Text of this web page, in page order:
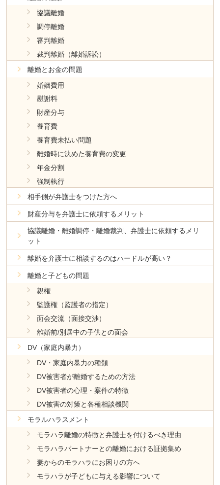
協議離婚
調停離婚
審判離婚
裁判離婚（離婚訴訟）
離婚とお金の問題
婚姻費用
慰謝料
財産分与
養育費
養育費未払い問題
離婚時に決めた養育費の変更
年金分割
強制執行
相手側が弁護士をつけた方へ
財産分与を弁護士に依頼するメリット
協議離婚・離婚調停・離婚裁判、弁護士に依頼するメリ
ット
離婚を弁護士に相談するのはハードルが高い？
離婚と子どもの問題
親権
監護権（監護者の指定）
面会交流（面接交渉）
離婚前/別居中の子供との面会
DV（家庭内暴力）
DV・家庭内暴力の種類
DV被害者が離婚するための方法
DV被害者の心理・案件の特徴
DV被害の対策と各種相談機関
モラルハラスメント
モラハラ離婚の特徴と弁護士を付けるべき理由
モラハラパートナーとの離婚における証拠集め
妻からのモラハラにお困りの方へ
モラハラが子どもに与える影響について